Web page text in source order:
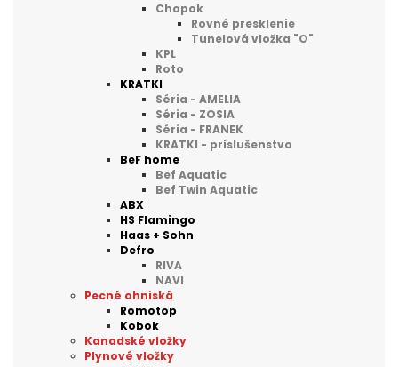
Chopok
Rovné presklenie
Tunelová vložka "O"
KPL
Roto
KRATKI
Séria - AMELIA
Séria - ZOSIA
Séria - FRANEK
KRATKI - príslušenstvo
BeF home
Bef Aquatic
Bef Twin Aquatic
ABX
HS Flamingo
Haas + Sohn
Defro
RIVA
NAVI
Pecné ohniská
Romotop
Kobok
Kanadské vložky
Plynové vložky